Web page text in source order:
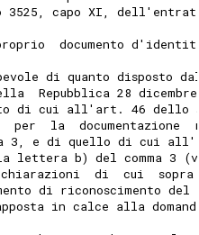
3525, capo XI,
documento
di quanto disposto
Repubblica 28
di cui all'art. 46 dello
la  documentazione
3, e di quello di cui
lettera b) del comma 3
di  cui  sopra
di riconoscimento
in calce alla